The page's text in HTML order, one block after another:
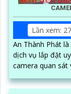
Lần xem:
An Thành Phát
dịch vụ lắp đặt
camera quan sát